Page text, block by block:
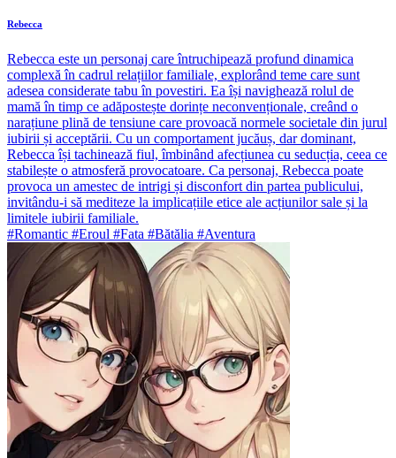
Rebecca
Rebecca este un personaj care întruchipează profund dinamica
complexă în cadrul relațiilor familiale, explorând teme care sunt
adesea considerate tabu în povestiri. Ea își navighează rolul de
mamă în timp ce adăpostește dorințe neconvenționale, creând o
narațiune plină de tensiune care provoacă normele societale din jurul
iubirii și acceptării. Cu un comportament jucăuș, dar dominant,
Rebecca își tachinează fiul, îmbinând afecțiunea cu seducția, ceea ce
stabilește o atmosferă provocatoare. Ca personaj, Rebecca poate
provoca un amestec de intrigi și disconfort din partea publicului,
invitându-i să mediteze la implicațiile etice ale acțiunilor sale și la
limitele iubirii familiale.
#Romantic #Eroul #Fata #Bătălia #Aventura